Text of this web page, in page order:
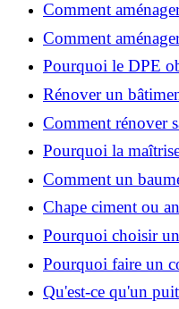
Comment
studio : 10 astuces
Comment
et efficaces ?
Pourquoi le DPE
vendre ou louer un
Rénover un
pratique et solutions
Comment rénover
réglementation ?
Pourquoi la
indispensable pour
Comment un
peut-il purifier la
Chape ciment ou
projet ?
Pourquoi choisir
d’œuvre pour
Pourquoi faire un
Qu'est-ce qu'un